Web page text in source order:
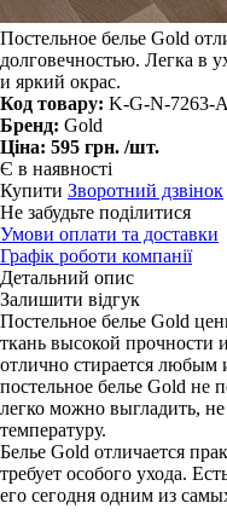
Постельное белье Gold
долговечностью. Легка в
и яркий окрас.
Код товару: K-G-N-7263-
Бренд: Gold
Ціна: 595 грн. /шт.
Є в наявності
Купити Зворотний дзвінок
Не забудьте поділитися
Умови оплати та доставки
Графік роботи компанії
Детальний опис
Залишити відгук
Постельное белье Gold
ткань высокой прочности
отлично стирается
постельное белье Gold не
легко можно выгладить,
температуру.
Белье Gold отличается
требует особого ухода.
его сегодня одним из